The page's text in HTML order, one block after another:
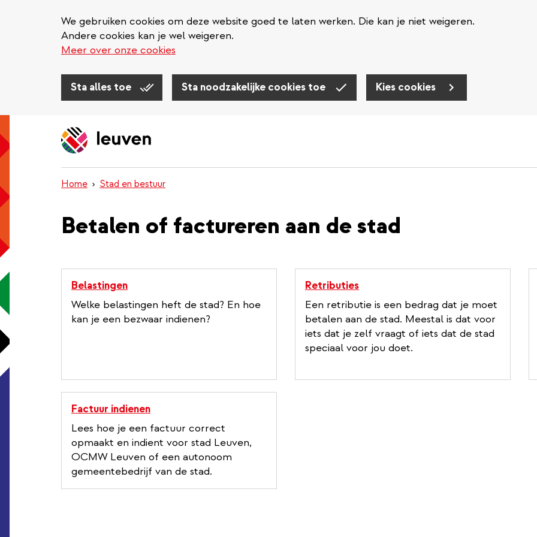
We gebruiken cookies om deze website goed te laten werken. Die kan je niet weigeren.
Andere cookies kan je wel weigeren.
Meer over onze cookies
Sta alles toe Sta noodzakelijke cookies toe Kies cookies
Home Stad en bestuur
Betalen of factureren aan de stad
Belastingen
Welke belastingen heft de stad? En hoe
kan je een bezwaar indienen?
Retributies
Een retributie is een bedrag dat je moet
betalen aan de stad. Meestal is dat voor
iets dat je zelf vraagt of iets dat de stad
speciaal voor jou doet.
Factuur indienen
Lees hoe je een factuur correct
opmaakt en indient voor stad Leuven,
OCMW Leuven of een autonoom
gemeentebedrijf van de stad.